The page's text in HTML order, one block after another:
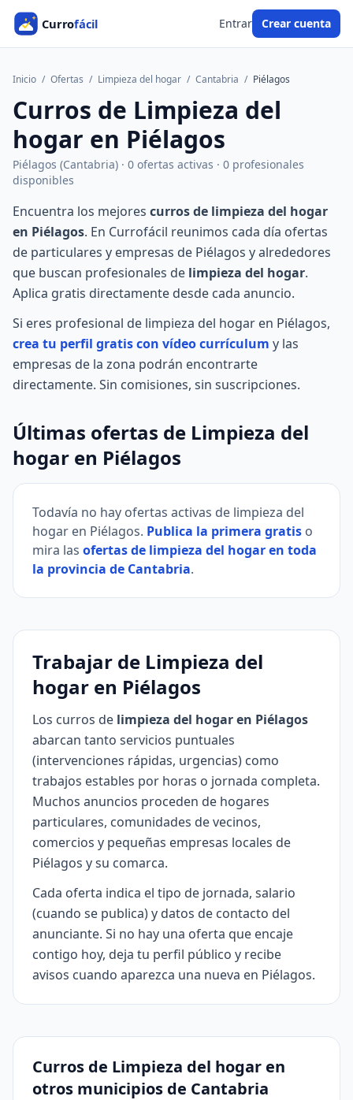
Entrar Crear cuenta
Inicio / Ofertas / Limpieza del hogar / Cantabria / Piélagos
Curros de Limpieza del
hogar en Piélagos
Piélagos (Cantabria) · 0 ofertas activas · 0 profesionales
disponibles
Encuentra los mejores curros de limpieza del hogar
en Piélagos. En Currofácil reunimos cada día ofertas
de particulares y empresas de Piélagos y alrededores
que buscan profesionales de limpieza del hogar.
Aplica gratis directamente desde cada anuncio.
Si eres profesional de limpieza del hogar en Piélagos,
crea tu perfil gratis con vídeo currículum y las
empresas de la zona podrán encontrarte
directamente. Sin comisiones, sin suscripciones.
Últimas ofertas de Limpieza del
hogar en Piélagos
Todavía no hay ofertas activas de limpieza del
hogar en Piélagos. Publica la primera gratis o
mira las ofertas de limpieza del hogar en toda
la provincia de Cantabria.
Trabajar de Limpieza del
hogar en Piélagos
Los curros de limpieza del hogar en Piélagos
abarcan tanto servicios puntuales
(intervenciones rápidas, urgencias) como
trabajos estables por horas o jornada completa.
Muchos anuncios proceden de hogares
particulares, comunidades de vecinos,
comercios y pequeñas empresas locales de
Piélagos y su comarca.
Cada oferta indica el tipo de jornada, salario
(cuando se publica) y datos de contacto del
anunciante. Si no hay una oferta que encaje
contigo hoy, deja tu perfil público y recibe
avisos cuando aparezca una nueva en Piélagos.
Curros de Limpieza del hogar en
otros municipios de Cantabria